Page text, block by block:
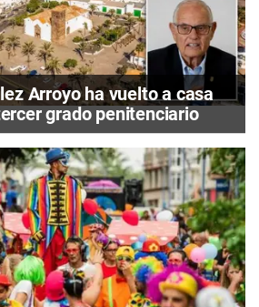
Arroyo ha vuelto a casa
grado penitenciario